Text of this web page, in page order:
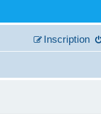
Inscription